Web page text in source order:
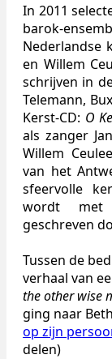
In 2011
barok-
Nederlandse
en Willem
schrijven in
Telemann,
Kerst-CD: O
als zanger
Willem
van het
sfeervolle
wordt met
geschreven
Tussen de
verhaal van
the other wise
ging naar
op zijn
delen)